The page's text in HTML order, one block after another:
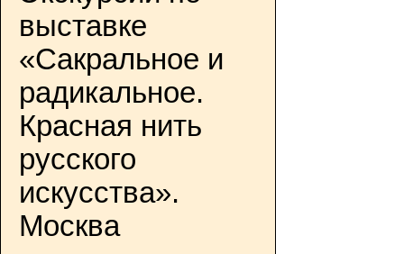
выставке
«Сакральное и
радикальное.
Красная нить
русского
искусства».
Москва